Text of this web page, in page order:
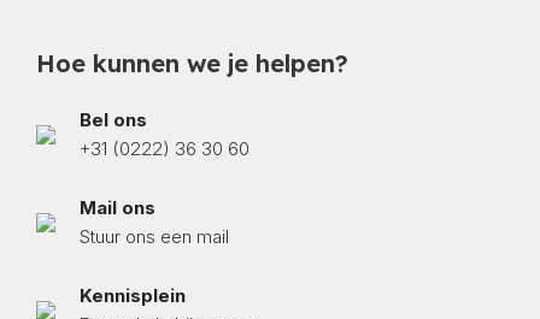
Hoe kunnen we je helpen?
Bel ons
+31 (0222) 36 30 60
Mail ons
Stuur ons een mail
Kennisplein